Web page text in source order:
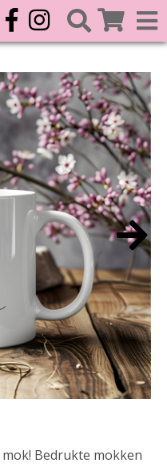
Bedrukte mokken